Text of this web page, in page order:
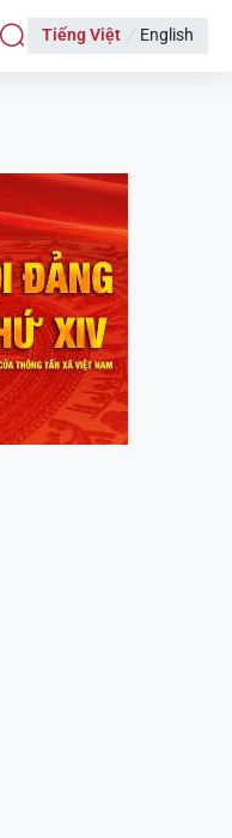
Tiếng Việt English